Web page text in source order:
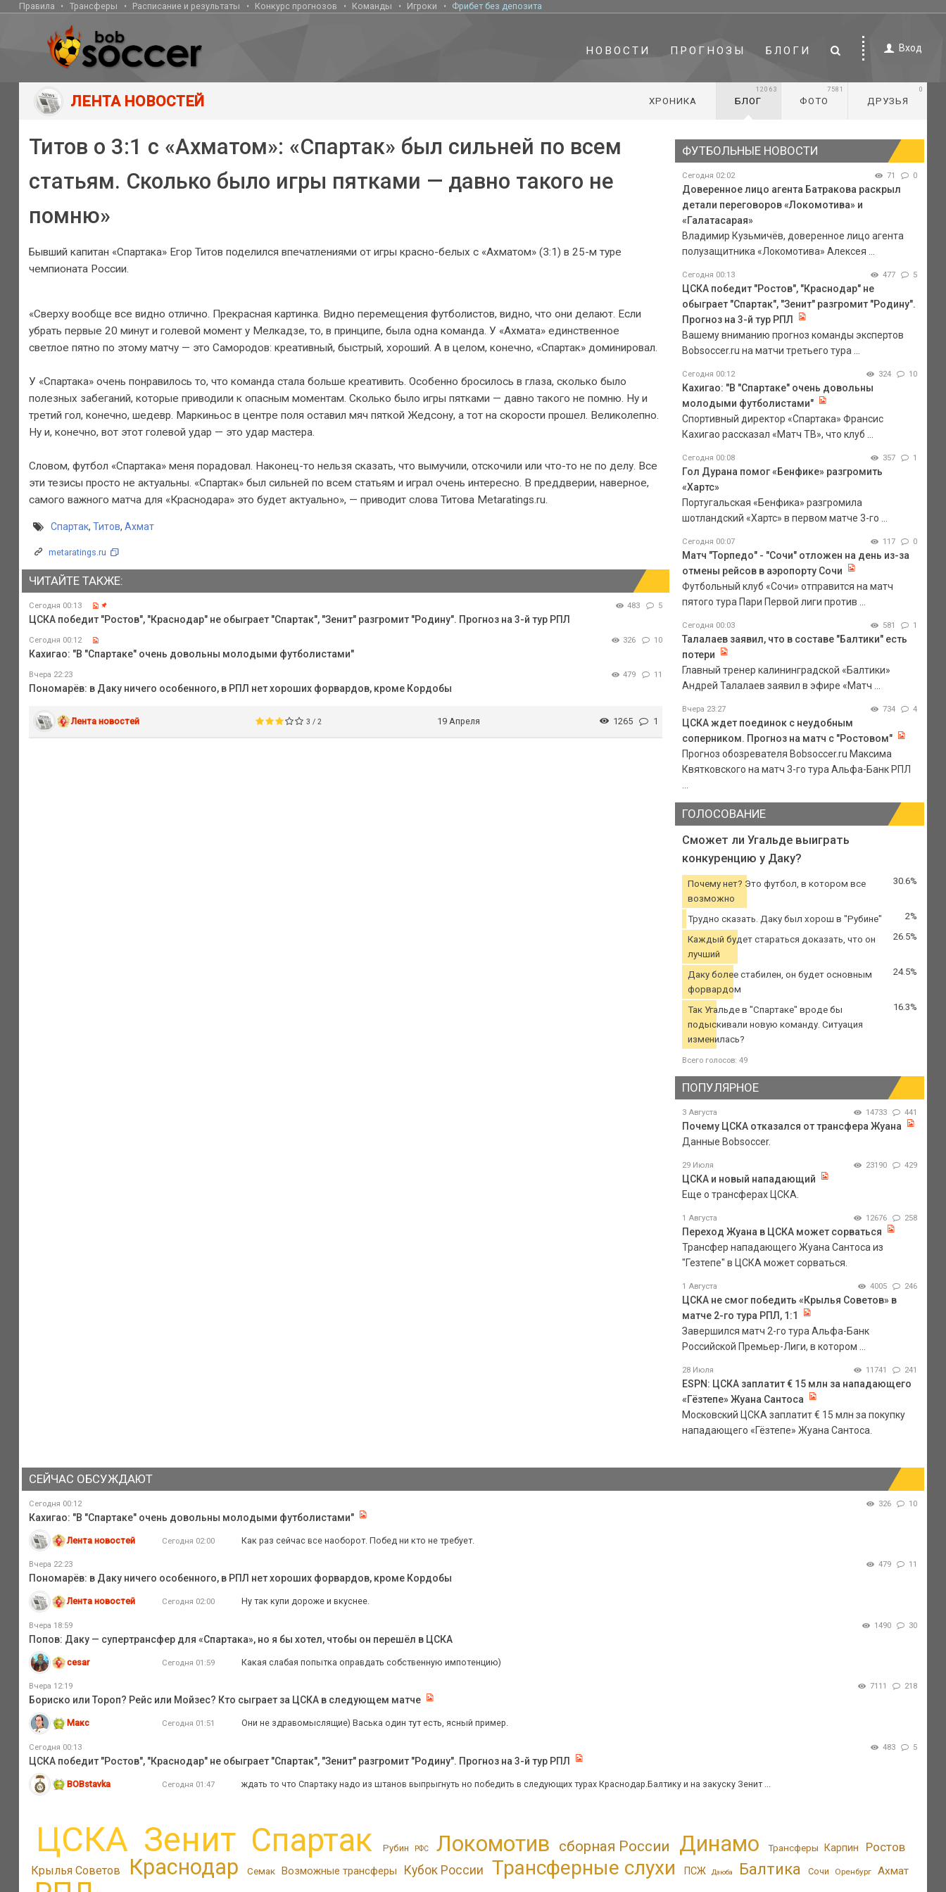
Правила Трансферы Расписание и результаты Конкурс прогнозов Команды Игроки Фрибет без депозита
НОВОСТИ ПРОГНОЗЫ БЛОГИ Вход
ЛЕНТА НОВОСТЕЙ ХРОНИКА БЛОГ
12063
ФОТО
7581
ДРУЗЬЯ
0
Титов о 3:1 с «Ахматом»: «Спартак» был сильней по всем
статьям. Сколько было игры пятками — давно такого не
помню»
Бывший капитан «Спартака» Егор Титов поделился впечатлениями от игры красно-белых с «Ахматом» (3:1) в 25-м туре
чемпионата России.
«Сверху вообще все видно отлично. Прекрасная картинка. Видно перемещения футболистов, видно, что они делают. Если
убрать первые 20 минут и голевой момент у Мелкадзе, то, в принципе, была одна команда. У «Ахмата» единственное
светлое пятно по этому матчу — это Самородов: креативный, быстрый, хороший. А в целом, конечно, «Спартак» доминировал.
У «Спартака» очень понравилось то, что команда стала больше креативить. Особенно бросилось в глаза, сколько было
полезных забеганий, которые приводили к опасным моментам. Сколько было игры пятками — давно такого не помню. Ну и
третий гол, конечно, шедевр. Маркиньос в центре поля оставил мяч пяткой Жедсону, а тот на скорости прошел. Великолепно.
Ну и, конечно, вот этот голевой удар — это удар мастера.
Словом, футбол «Спартака» меня порадовал. Наконец-то нельзя сказать, что вымучили, отскочили или что-то не по делу. Все
эти тезисы просто не актуальны. «Спартак» был сильней по всем статьям и играл очень интересно. В преддверии, наверное,
самого важного матча для «Краснодара» это будет актуально», — приводит слова Титова Metaratings.ru.
Спартак, Титов, Ахмат
metaratings.ru
ЧИТАЙТЕ ТАКЖЕ:
Сегодня 00:13 483 5
ЦСКА победит "Ростов", "Краснодар" не обыграет "Спартак", "Зенит" разгромит "Родину". Прогноз на 3-й тур РПЛ
Сегодня 00:12 326 10
Кахигао: "В "Спартаке" очень довольны молодыми футболистами"
Вчера 22:23 479 11
Пономарёв: в Даку ничего особенного, в РПЛ нет хороших форвардов, кроме Кордобы
Лента новостей 3 / 2 19 Апреля 1265 1
ФУТБОЛЬНЫЕ НОВОСТИ
Сегодня 02:02 71 0
Доверенное лицо агента Батракова раскрыл
детали переговоров «Локомотива» и
«Галатасарая»
Владимир Кузьмичёв, доверенное лицо агента
полузащитника «Локомотива» Алексея ...
Сегодня 00:13 477 5
ЦСКА победит "Ростов", "Краснодар" не
обыграет "Спартак", "Зенит" разгромит "Родину".
Прогноз на 3-й тур РПЛ
Вашему вниманию прогноз команды экспертов
Bobsoccer.ru на матчи третьего тура ...
Сегодня 00:12 324 10
Кахигао: "В "Спартаке" очень довольны
молодыми футболистами"
Спортивный директор «Спартака» Франсис
Кахигао рассказал «Матч ТВ», что клуб ...
Сегодня 00:08 357 1
Гол Дурана помог «Бенфике» разгромить
«Хартс»
Португальская «Бенфика» разгромила
шотландский «Хартс» в первом матче 3-го ...
Сегодня 00:07 117 0
Матч "Торпедо" - "Сочи" отложен на день из-за
отмены рейсов в аэропорту Сочи
Футбольный клуб «Сочи» отправится на матч
пятого тура Пари Первой лиги против ...
Сегодня 00:03 581 1
Талалаев заявил, что в составе "Балтики" есть
потери
Главный тренер калининградской «Балтики»
Андрей Талалаев заявил в эфире «Матч ...
Вчера 23:27 734 4
ЦСКА ждет поединок с неудобным
соперником. Прогноз на матч с "Ростовом"
Прогноз обозревателя Bobsoccer.ru Максима
Квятковского на матч 3-го тура Альфа-Банк РПЛ
ГОЛОСОВАНИЕ
Сможет ли Угальде выиграть
конкуренцию у Даку?
Почему нет? Это футбол, в котором все
возможно
30.6%
Трудно сказать. Даку был хорош в "Рубине" 2%
Каждый будет стараться доказать, что он
лучший
26.5%
Даку более стабилен, он будет основным
форвардом
24.5%
Так Угальде в "Спартаке" вроде бы
подыскивали новую команду. Ситуация
изменилась?
16.3%
Всего голосов: 49
ПОПУЛЯРНОЕ
3 Августа 14733 441
Почему ЦСКА отказался от трансфера Жуана
Данные Bobsoccer.
29 Июля 23190 429
ЦСКА и новый нападающий
Еще о трансферах ЦСКА.
1 Августа 12676 258
Переход Жуана в ЦСКА может сорваться
Трансфер нападающего Жуана Сантоса из
"Гезтепе" в ЦСКА может сорваться.
1 Августа 4005 246
ЦСКА не смог победить «Крылья Советов» в
матче 2-го тура РПЛ, 1:1
Завершился матч 2-го тура Альфа-Банк
Российской Премьер-Лиги, в котором ...
28 Июля 11741 241
ESPN: ЦСКА заплатит € 15 млн за нападающего
«Гёзтепе» Жуана Сантоса
Московский ЦСКА заплатит € 15 млн за покупку
нападающего «Гёзтепе» Жуана Сантоса.
СЕЙЧАС ОБСУЖДАЮТ
Сегодня 00:12 326 10
Кахигао: "В "Спартаке" очень довольны молодыми футболистами"
Лента новостей Сегодня 02:00 Как раз сейчас все наоборот. Побед ни кто не требует.
Вчера 22:23 479 11
Пономарёв: в Даку ничего особенного, в РПЛ нет хороших форвардов, кроме Кордобы
Лента новостей Сегодня 02:00 Ну так купи дороже и вкуснее.
Вчера 18:59 1490 30
Попов: Даку — супертрансфер для «Спартака», но я бы хотел, чтобы он перешёл в ЦСКА
cesar Сегодня 01:59 Какая слабая попытка оправдать собственную импотенцию)
Вчера 12:19 7111 218
Бориско или Тороп? Рейс или Мойзес? Кто сыграет за ЦСКА в следующем матче
Макс Сегодня 01:51 Они не здравомыслящие) Васька один тут есть, ясный пример.
Сегодня 00:13 483 5
ЦСКА победит "Ростов", "Краснодар" не обыграет "Спартак", "Зенит" разгромит "Родину". Прогноз на 3-й тур РПЛ
BOBstavka Сегодня 01:47 ждать то что Спартаку надо из штанов выпрыгнуть но победить в следующих турах Краснодар.Балтику и на закуску Зенит ...
ЦСКА Зенит Спартак Рубин РФС Локомотив сборная России Динамо Трансферы Карпин Ростов
Крылья Советов Краснодар Семак Возможные трансферы Кубок России Трансферные слухи ПСЖ Дзюба Балтика Сочи Оренбург Ахмат